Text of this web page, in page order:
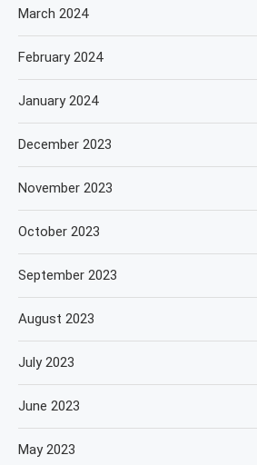
March 2024
February 2024
January 2024
December 2023
November 2023
October 2023
September 2023
August 2023
July 2023
June 2023
May 2023